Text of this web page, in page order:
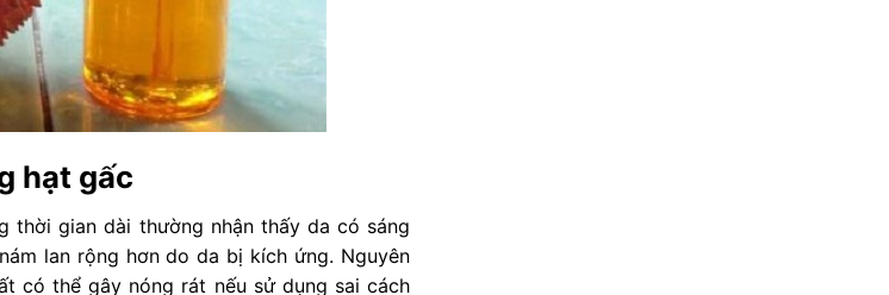
hạt gấc
thời gian dài thường nhận thấy da có sáng
lan rộng hơn do da bị kích ứng. Nguyên
có thể gây nóng rát nếu sử dụng sai cách